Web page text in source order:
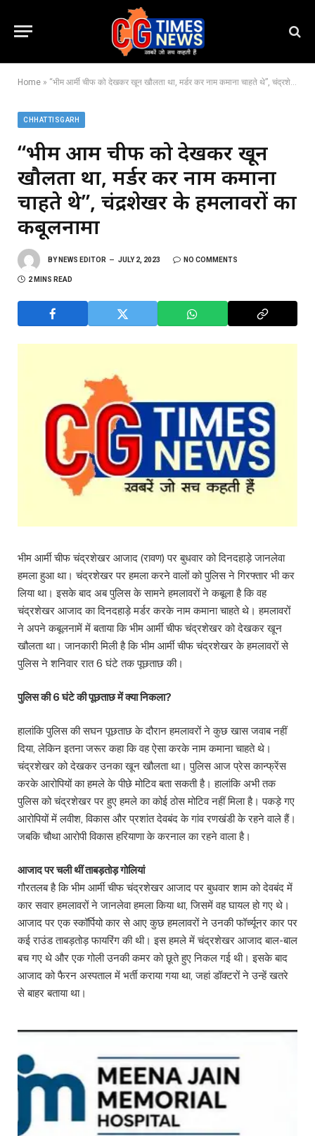
Home » “भीम आर्मी चीफ को देखकर खून खौलता था, मर्डर कर नाम कमाना चाहते थे”, चंद्रशेखर के हमलावरों का कबूलनामा
CHHATTISGARH
“भीम आर्मी चीफ को देखकर खून
खौलता था, मर्डर कर नाम कमाना
चाहते थे”, चंद्रशेखर के हमलावरों का
कबूलनामा
BY NEWS EDITOR JULY 2, 2023 NO COMMENTS
2 MINS READ
भीम आर्मी चीफ चंद्रशेखर आजाद (रावण) पर बुधवार को दिनदहाड़े जानलेवा
हमला हुआ था। चंद्रशेखर पर हमला करने वालों को पुलिस ने गिरफ्तार भी कर
लिया था। इसके बाद अब पुलिस के सामने हमलावरों ने कबूला है कि वह
चंद्रशेखर आजाद का दिनदहाड़े मर्डर करके नाम कमाना चाहते थे। हमलावरों
ने अपने कबूलनामें में बताया कि भीम आर्मी चीफ चंद्रशेखर को देखकर खून
खौलता था। जानकारी मिली है कि भीम आर्मी चीफ चंद्रशेखर के हमलावरों से
पुलिस ने शनिवार रात 6 घंटे तक पूछताछ की।
पुलिस की 6 घंटे की पूछताछ में क्या निकला?
हालांकि पुलिस की सघन पूछताछ के दौरान हमलावरों ने कुछ खास जवाब नहीं
दिया, लेकिन इतना जरूर कहा कि वह ऐसा करके नाम कमाना चाहते थे।
चंद्रशेखर को देखकर उनका खून खौलता था। पुलिस आज प्रेस कान्फ्रेंस
करके आरोपियों का हमले के पीछे मोटिव बता सकती है। हालांकि अभी तक
पुलिस को चंद्रशेखर पर हुए हमले का कोई ठोस मोटिव नहीं मिला है। पकड़े गए
आरोपियों में लवीश, विकास और प्रशांत देवबंद के गांव रणखंडी के रहने वाले हैं।
जबकि चौथा आरोपी विकास हरियाणा के करनाल का रहने वाला है।
आजाद पर चली थीं ताबड़तोड़ गोलियां
गौरतलब है कि भीम आर्मी चीफ चंद्रशेखर आजाद पर बुधवार शाम को देवबंद में
कार सवार हमलावरों ने जानलेवा हमला किया था, जिसमें वह घायल हो गए थे।
आजाद पर एक स्कॉर्पियो कार से आए कुछ हमलावरों ने उनकी फॉर्च्यूनर कार पर
कई राउंड ताबड़तोड़ फायरिंग की थी। इस हमले में चंद्रशेखर आजाद बाल-बाल
बच गए थे और एक गोली उनकी कमर को छूते हुए निकल गई थी। इसके बाद
आजाद को फैरन अस्पताल में भर्ती कराया गया था, जहां डॉक्टरों ने उन्हें खतरे
से बाहर बताया था।